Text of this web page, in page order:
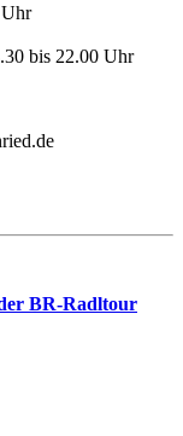
bis 22.00 Uhr
BR-Radltour